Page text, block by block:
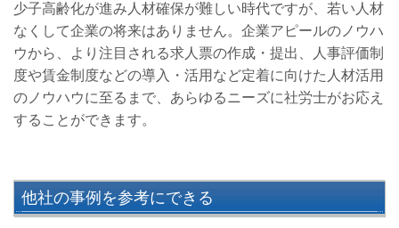
少子高齢化が進み人材確保が難しい時代ですが、若い人材
なくして企業の将来はありません。企業アピールのノウハ
ウから、より注目される求人票の作成・提出、人事評価制
度や賃金制度などの導入・活用など定着に向けた人材活用
のノウハウに至るまで、あらゆるニーズに社労士がお応え
することができます。
他社の事例を参考にできる